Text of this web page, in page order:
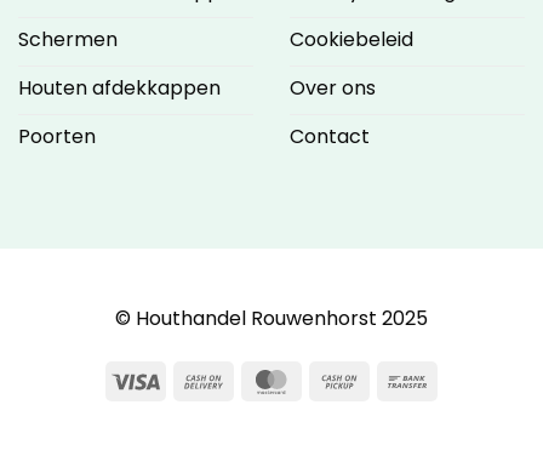
Schermen
Houten afdekkappen
Poorten
Cookiebeleid
Over ons
Contact
© Houthandel Rouwenhorst 2025
Visa
Cash
MasterCard
Cash